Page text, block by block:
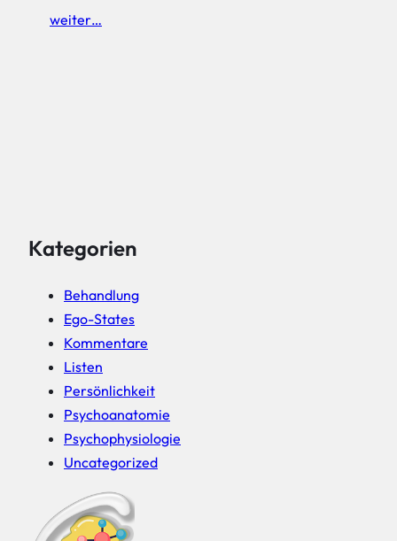
weiter…
Kategorien
Behandlung
Ego-States
Kommentare
Listen
Persönlichkeit
Psychoanatomie
Psychophysiologie
Uncategorized